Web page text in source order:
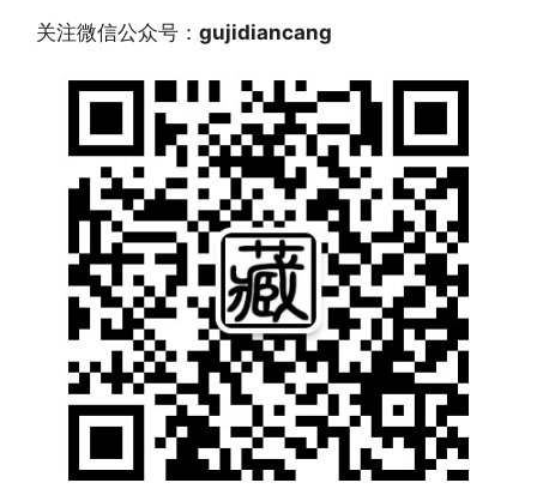
关注微信公众号： gujidiancang